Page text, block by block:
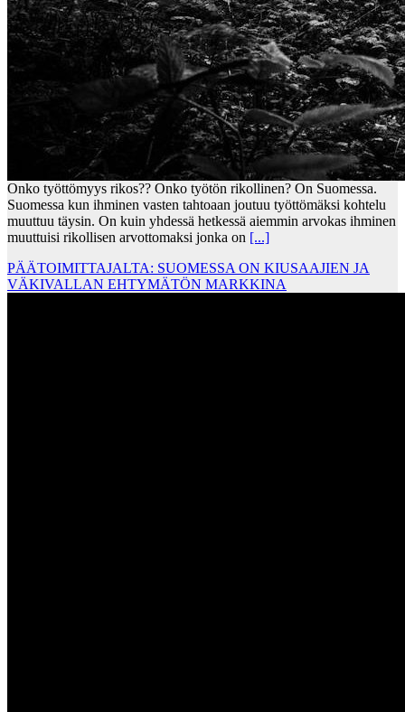
Onko työttömyys rikos?? Onko työtön rikollinen? On Suomessa.
Suomessa kun ihminen vasten tahtoaan joutuu työttömäksi kohtelu
muuttuu täysin. On kuin yhdessä hetkessä aiemmin arvokas ihminen
muuttuisi rikollisen arvottomaksi jonka on [...]
PÄÄTOIMITTAJALTA: SUOMESSA ON KIUSAAJIEN JA
VÄKIVALLAN EHTYMÄTÖN MARKKINA